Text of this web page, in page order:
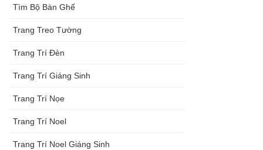
Tìm Bộ Bàn Ghế
Trang Treo Tường
Trang Trí Đèn
Trang Trí Giáng Sinh
Trang Trí Nọe
Trang Trí Noel
Trang Trí Noel Giáng Sinh